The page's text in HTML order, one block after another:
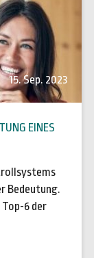
15. Sep. 2023
EINES
Bedeutung.
6 der